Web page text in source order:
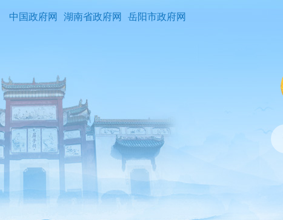
中国政府网 湖南省政府网 岳阳市政府网